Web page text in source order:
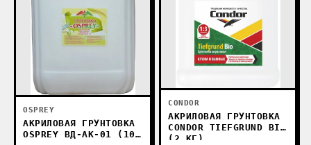
OSPREY
АКРИЛОВАЯ ГРУНТОВКА
OSPREY ВД-АК-01 (10
CONDOR
АКРИЛОВАЯ ГРУНТОВКА
CONDOR TIEFGRUND BIO
(2 КГ)